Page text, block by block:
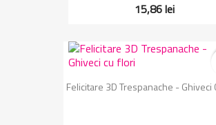
15,86 lei
Felicitare 3D Trespanache - Ghiveci